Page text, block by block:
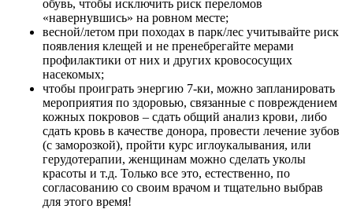
обувь, чтобы исключить риск переломов
«навернувшись» на ровном месте;
весной/летом при походах в парк/лес учитывайте риск
появления клещей и не пренебрегайте мерами
профилактики от них и других кровососущих
насекомых;
чтобы проиграть энергию 7-ки, можно запланировать
мероприятия по здоровью, связанные с повреждением
кожных покровов – сдать общий анализ крови, либо
сдать кровь в качестве донора, провести лечение зубов
(с заморозкой), пройти курс иглоукалывания, или
герудотерапии, женщинам можно сделать уколы
красоты и т.д. Только все это, естественно, по
согласованию со своим врачом и тщательно выбрав
для этого время!